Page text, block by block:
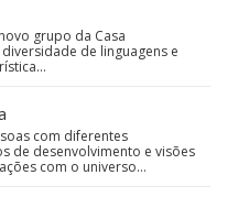
grupo da Casa
de linguagens e
com diferentes
de desenvolvimento e visões
com o universo…